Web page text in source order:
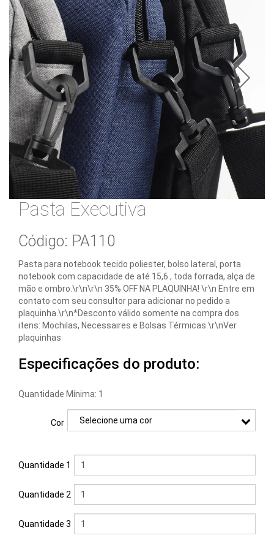
e
Bebidas
Blocos
e
Cadernetas
Bolsas
Térmicas
Caixas
de
Som
Canetas
Carregadores
Chaveiros
Conjuntos
Copos
Cozinha
Cuidados
Diversos
Escritório
Esportes
Pasta Executiva
Código: PA110
Pasta para notebook tecido poliester, bolso lateral, porta
notebook com capacidade de até 15,6 , toda forrada, alça de
mão e ombro.\r\n\r\n 35% OFF NA PLAQUINHA! \r\n Entre em
contato com seu consultor para adicionar no pedido a
plaquinha.\r\n*Desconto válido somente na compra dos
itens: Mochilas, Necessaires e Bolsas Térmicas.\r\nVer
plaquinhas
Especificações do produto:
Quantidade Mínima: 1
Cor
Quantidade 1
Quantidade 2
Quantidade 3